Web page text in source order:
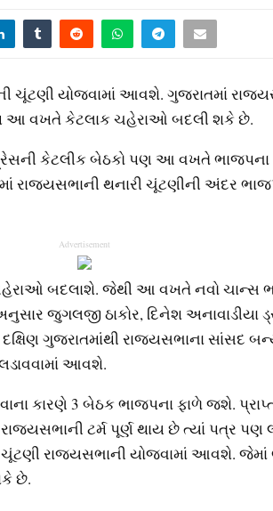
ચૂંટણી યોજવામાં આવશે. ગુજરાતમાં
વખતે કેટલાક ચહેરાઓ બદલી શકે છે.
કેટલીક બેઠકો પણ આ વખતે
રાજ્યસભાની થનારી ચૂંટણીની અંદર ભાજપ
Advertisement
બદલાશે. જેથી આ વખતે નવો ચાન્સ
જુગલજી ઠાકોર, દિનેશ
ગુજરાતમાંથી રાજ્યસભાના સાંસદ
આવશે.
કારણે 3 બેઠક ભાજપના ફાળે જશે.
ટર્મ પૂર્ણ થાય છે ત્યાં પત્ર
રાજ્યસભાની યોજવામાં આવશે. જેમાં
છે.